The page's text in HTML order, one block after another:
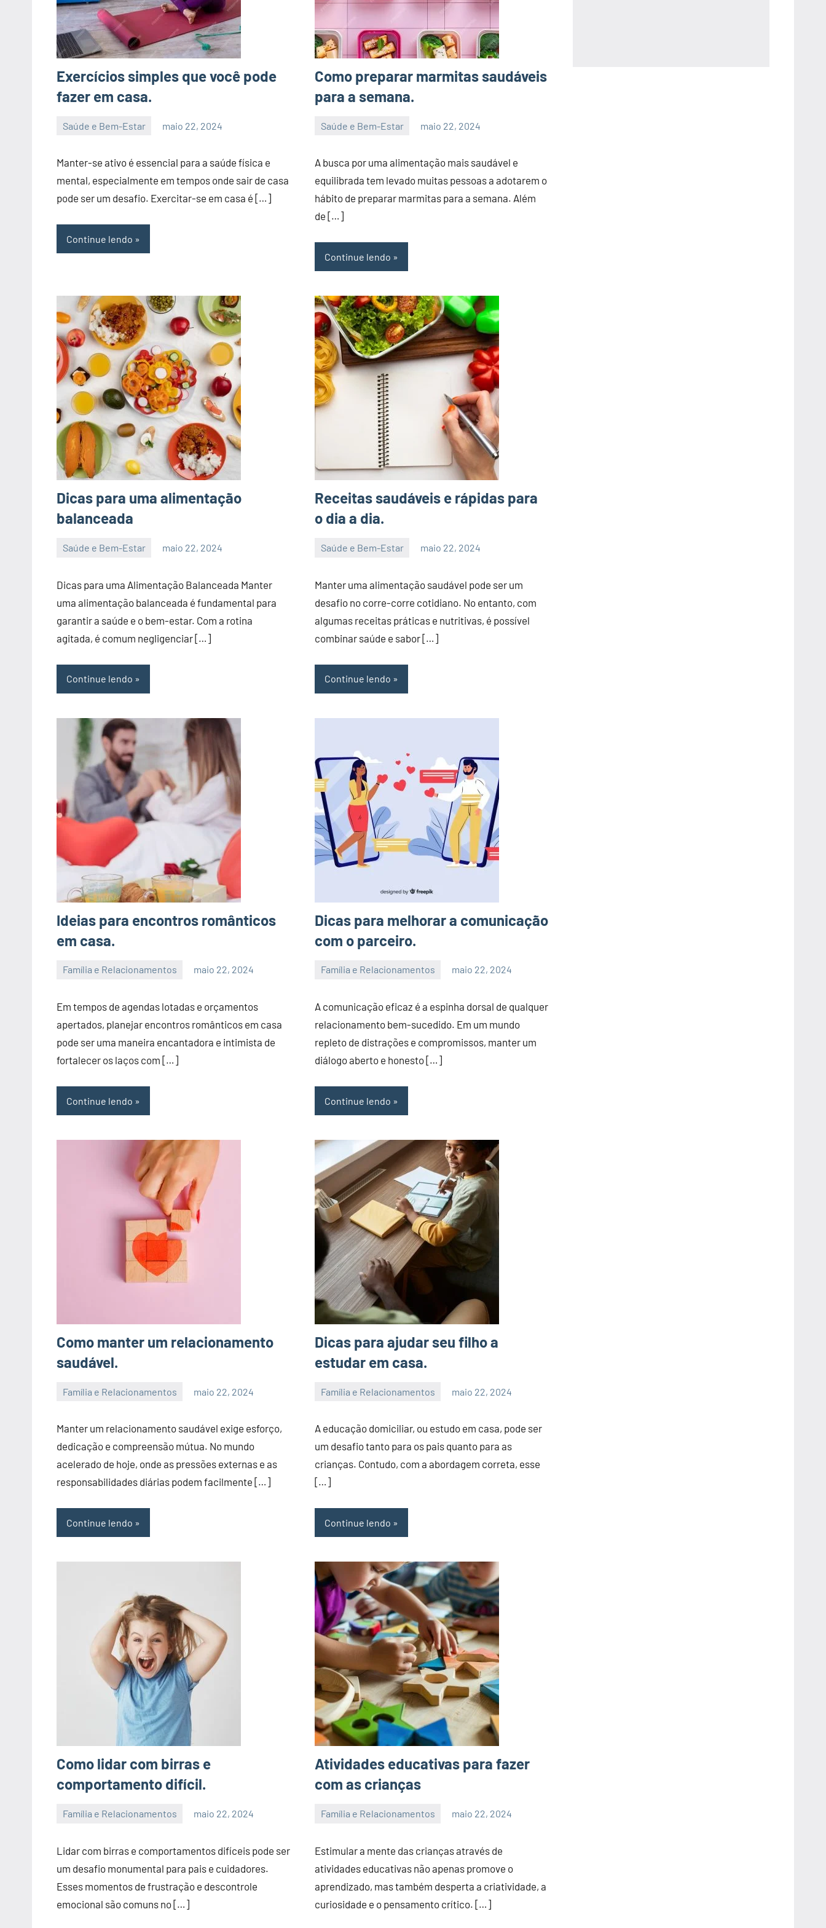
Exercícios simples que você pode
fazer em casa.
Saúde e Bem-Estar maio 22, 2024
Manter-se ativo é essencial para a saúde física e
mental, especialmente em tempos onde sair de casa
pode ser um desafio. Exercitar-se em casa é […]
Continue lendo
Como preparar marmitas saudáveis
para a semana.
Saúde e Bem-Estar maio 22, 2024
A busca por uma alimentação mais saudável e
equilibrada tem levado muitas pessoas a adotarem o
hábito de preparar marmitas para a semana. Além
de […]
Continue lendo
Dicas para uma alimentação
balanceada
Saúde e Bem-Estar maio 22, 2024
Dicas para uma Alimentação Balanceada Manter
uma alimentação balanceada é fundamental para
garantir a saúde e o bem-estar. Com a rotina
agitada, é comum negligenciar […]
Continue lendo
Receitas saudáveis e rápidas para
o dia a dia.
Saúde e Bem-Estar maio 22, 2024
Manter uma alimentação saudável pode ser um
desafio no corre-corre cotidiano. No entanto, com
algumas receitas práticas e nutritivas, é possível
combinar saúde e sabor […]
Continue lendo
Ideias para encontros românticos
em casa.
Família e Relacionamentos maio 22, 2024
Em tempos de agendas lotadas e orçamentos
apertados, planejar encontros românticos em casa
pode ser uma maneira encantadora e intimista de
fortalecer os laços com […]
Continue lendo
Dicas para melhorar a comunicação
com o parceiro.
Família e Relacionamentos maio 22, 2024
A comunicação eficaz é a espinha dorsal de qualquer
relacionamento bem-sucedido. Em um mundo
repleto de distrações e compromissos, manter um
diálogo aberto e honesto […]
Continue lendo
Como manter um relacionamento
saudável.
Família e Relacionamentos maio 22, 2024
Manter um relacionamento saudável exige esforço,
dedicação e compreensão mútua. No mundo
acelerado de hoje, onde as pressões externas e as
responsabilidades diárias podem facilmente […]
Continue lendo
Dicas para ajudar seu filho a
estudar em casa.
Família e Relacionamentos maio 22, 2024
A educação domiciliar, ou estudo em casa, pode ser
um desafio tanto para os pais quanto para as
crianças. Contudo, com a abordagem correta, esse
[…]
Continue lendo
Como lidar com birras e
comportamento difícil.
Família e Relacionamentos maio 22, 2024
Lidar com birras e comportamentos difíceis pode ser
um desafio monumental para pais e cuidadores.
Esses momentos de frustração e descontrole
emocional são comuns no […]
Atividades educativas para fazer
com as crianças
Família e Relacionamentos maio 22, 2024
Estimular a mente das crianças através de
atividades educativas não apenas promove o
aprendizado, mas também desperta a criatividade, a
curiosidade e o pensamento crítico. […]